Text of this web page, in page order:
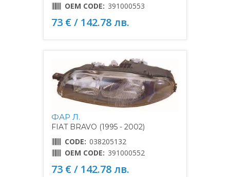
OEM CODE: 391000553
73 € / 142.78 лв.
ФАР Л.
FIAT BRAVO (1995 - 2002)
CODE: 038205132
OEM CODE: 391000552
73 € / 142.78 лв.